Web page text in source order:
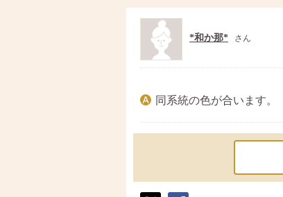
*和か那* さん
同系統の色が合います。